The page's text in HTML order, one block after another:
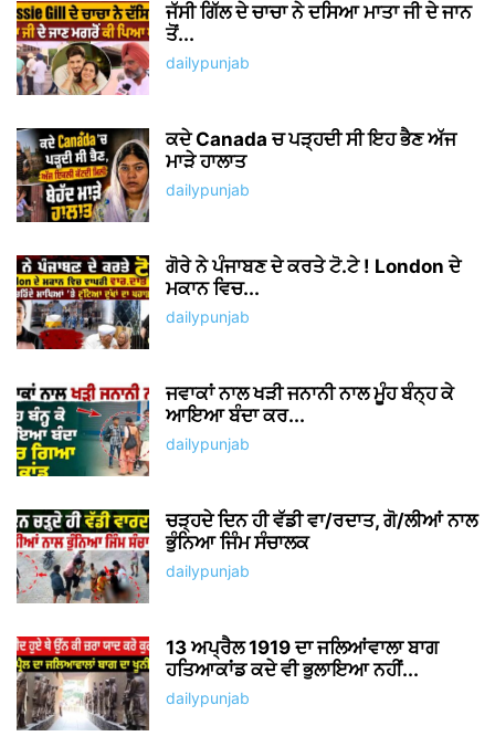
ਜੱਸੀ ਗਿੱਲ ਦੇ ਚਾਚਾ ਨੇ ਦਸਿਆ ਮਾਤਾ ਜੀ ਦੇ ਜਾਨ
ਤੋਂ...
dailypunjab
ਕਦੇ Canada ਚ ਪੜ੍ਹਦੀ ਸੀ ਇਹ ਭੈਣ ਅੱਜ
ਮਾੜੇ ਹਾਲਾਤ
dailypunjab
ਗੋਰੇ ਨੇ ਪੰਜਾਬਣ ਦੇ ਕਰਤੇ ਟੋ.ਟੇ ! London ਦੇ
ਮਕਾਨ ਵਿਚ...
dailypunjab
ਜਵਾਕਾਂ ਨਾਲ ਖੜੀ ਜਨਾਨੀ ਨਾਲ ਮੂੰਹ ਬੰਨ੍ਹ ਕੇ
ਆਇਆ ਬੰਦਾ ਕਰ...
dailypunjab
ਚੜ੍ਹਦੇ ਦਿਨ ਹੀ ਵੱਡੀ ਵਾ/ਰਦਾਤ, ਗੋ/ਲੀਆਂ ਨਾਲ
ਭੁੰਨਿਆ ਜਿੰਮ ਸੰਚਾਲਕ
dailypunjab
13 ਅਪ੍ਰੈਲ 1919 ਦਾ ਜਲਿਆਂਵਾਲਾ ਬਾਗ
ਹਤਿਆਕਾਂਡ ਕਦੇ ਵੀ ਭੁਲਾਇਆ ਨਹੀਂ...
dailypunjab